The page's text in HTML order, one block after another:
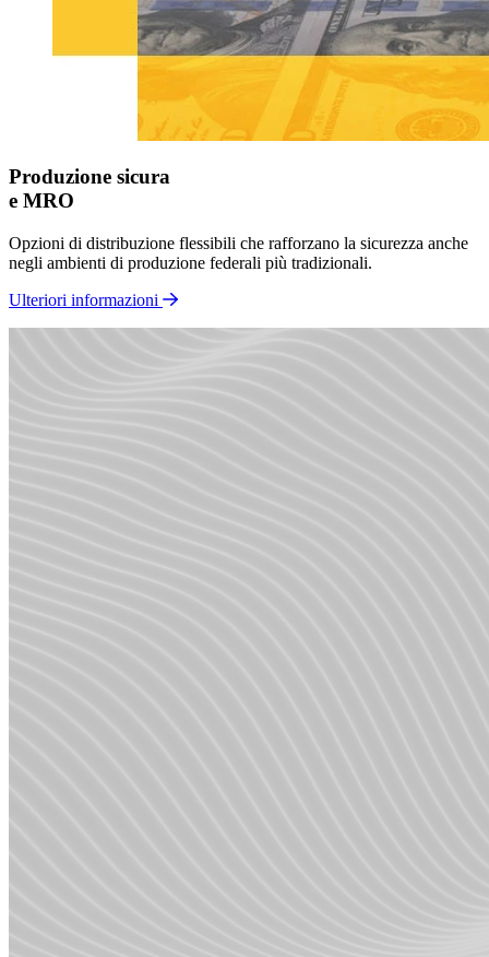
Produzione sicura
e MRO
Opzioni di distribuzione flessibili che rafforzano la sicurezza anche
negli ambienti di produzione federali più tradizionali.
Ulteriori informazioni